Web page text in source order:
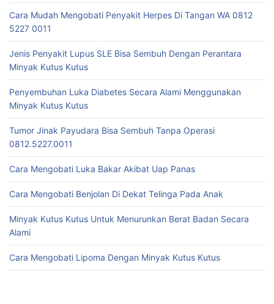
Cara Mudah Mengobati Penyakit Herpes Di Tangan WA 0812
5227 0011
Jenis Penyakit Lupus SLE Bisa Sembuh Dengan Perantara
Minyak Kutus Kutus
Penyembuhan Luka Diabetes Secara Alami Menggunakan
Minyak Kutus Kutus
Tumor Jinak Payudara Bisa Sembuh Tanpa Operasi
0812.5227.0011
Cara Mengobati Luka Bakar Akibat Uap Panas
Cara Mengobati Benjolan Di Dekat Telinga Pada Anak
Minyak Kutus Kutus Untuk Menurunkan Berat Badan Secara
Alami
Cara Mengobati Lipoma Dengan Minyak Kutus Kutus